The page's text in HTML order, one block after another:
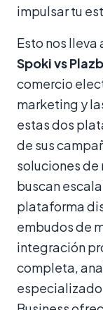
impulsar tu
Esto nos
Spoki vs
comercio
marketing y
estas dos
de sus
soluciones de
buscan
plataforma
embudos de
integración
completa,
especializado